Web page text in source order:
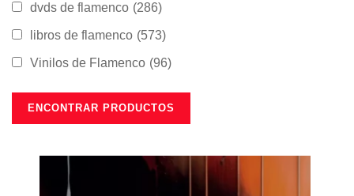
dvds de flamenco (286)
libros de flamenco (573)
Vinilos de Flamenco (96)